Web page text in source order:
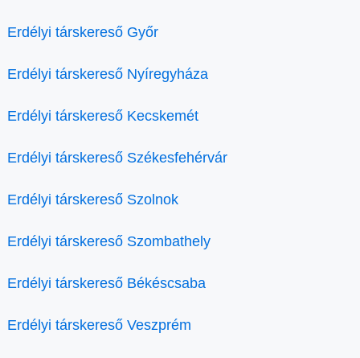
Erdélyi társkereső Győr
Erdélyi társkereső Nyíregyháza
Erdélyi társkereső Kecskemét
Erdélyi társkereső Székesfehérvár
Erdélyi társkereső Szolnok
Erdélyi társkereső Szombathely
Erdélyi társkereső Békéscsaba
Erdélyi társkereső Veszprém